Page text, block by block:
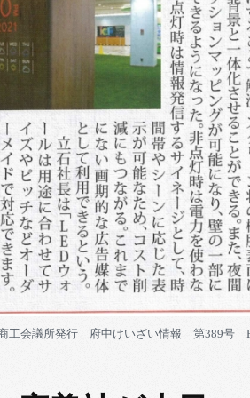
工会議所発行 府中けいざい情報 第389号